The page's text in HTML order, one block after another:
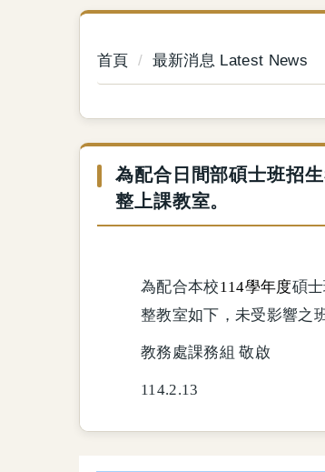
首頁 最新消息 Latest News
為配合日間部碩士班招
整上課教室。
為配合本校114學年度碩
整教室如下，未受影響之
教務處課務組 敬啟
114.2.13